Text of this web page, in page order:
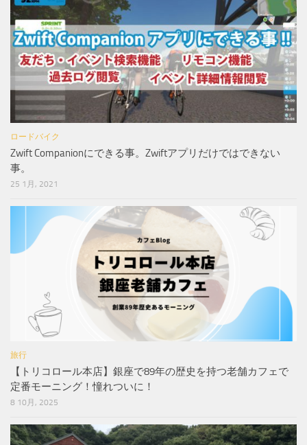
ロードバイク
Zwift Companionにできる事。Zwiftアプリだけではできない
事。
25 1月, 2021
旅行
【トリコロール本店】銀座で89年の歴史を持つ老舗カフェで
定番モーニング！憧れついに！
8 10月, 2025